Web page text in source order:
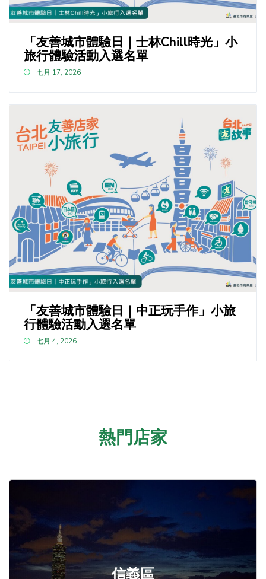
「友善城市體驗日｜士林Chill時光」小
旅行體驗活動入選名單
七月 17, 2026
「友善城市體驗日｜中正玩手作」小旅
行體驗活動入選名單
七月 4, 2026
熱門店家
信義區